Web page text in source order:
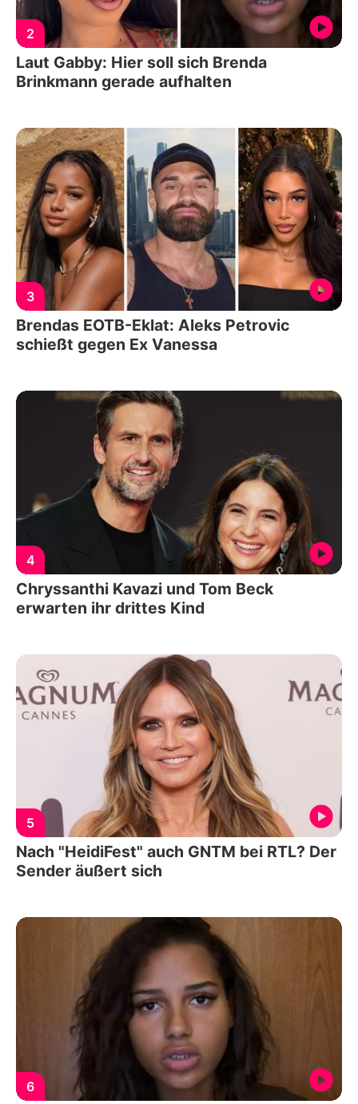
2
Laut Gabby: Hier soll sich Brenda
Brinkmann gerade aufhalten
3
Brendas EOTB-Eklat: Aleks Petrovic
schießt gegen Ex Vanessa
4
Chryssanthi Kavazi und Tom Beck
erwarten ihr drittes Kind
5
Nach "HeidiFest" auch GNTM bei RTL? Der
Sender äußert sich
6